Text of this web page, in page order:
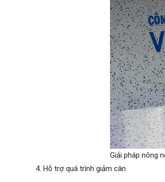
Giải pháp nông
4. Hỗ trợ quá trình giảm cân